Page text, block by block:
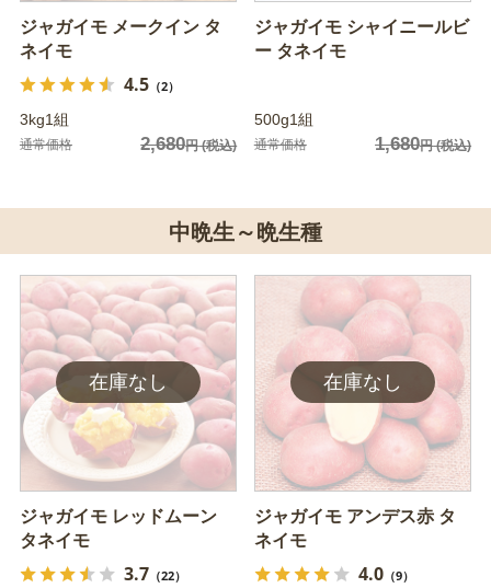
ジャガイモ メークイン タ
ネイモ
4.5（2）
3kg1組
通常価格 2,680円(税込)
ジャガイモ シャイニールビ
ー タネイモ
500g1組
通常価格 1,680円(税込)
中晩生～晩生種
ジャガイモ レッドムーン
タネイモ
3.7（22）
ジャガイモ アンデス赤 タ
ネイモ
4.0（9）